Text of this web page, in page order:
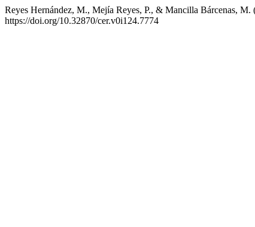
Reyes Hernández, M., Mejía Reyes, P., & Mancilla Bárcenas,
https://doi.org/10.32870/cer.v0i124.7774